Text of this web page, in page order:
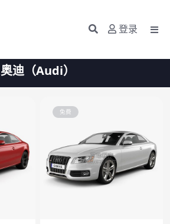
登录
奥迪（Audi）
免费